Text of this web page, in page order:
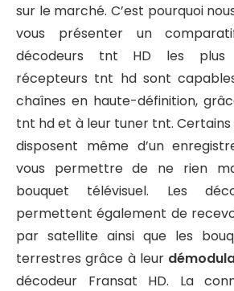
sur le marché. C’est pourquoi
vous présenter un
décodeurs tnt HD les plus
récepteurs tnt hd sont
chaînes en haute-définition,
tnt hd et à leur tuner tnt.
disposent même d’un
vous permettre de ne rien
bouquet télévisuel. Les
permettent également de
par satellite ainsi que les
terrestres grâce à leur
décodeur Fransat HD. La